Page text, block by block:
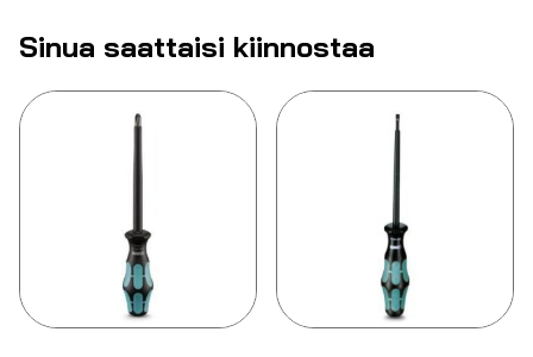
Sinua saattaisi kiinnostaa